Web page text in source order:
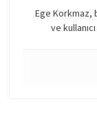
Ege Korkmaz,
ve